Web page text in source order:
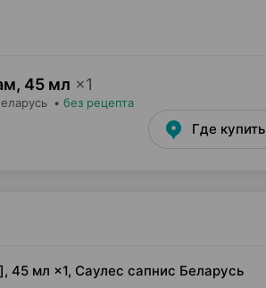
, 45 мл ×1
• без рецепта
Где купить
45 мл ×1, Саулес сапнис Беларусь